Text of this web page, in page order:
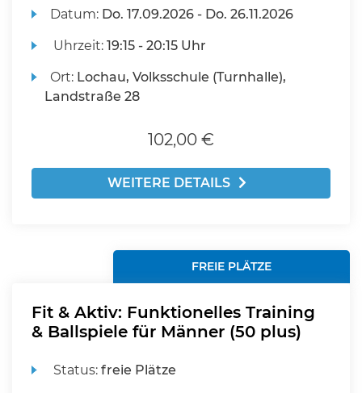
Datum: Do. 17.09.2026 - Do. 26.11.2026
Uhrzeit:19:15 - 20:15 Uhr
Ort: Lochau, Volksschule (Turnhalle),
Landstraße 28
102,00 €
WEITERE DETAILS
FREIE PLÄTZE
Fit & Aktiv: Funktionelles Training
& Ballspiele für Männer (50 plus)
Status:freie Plätze